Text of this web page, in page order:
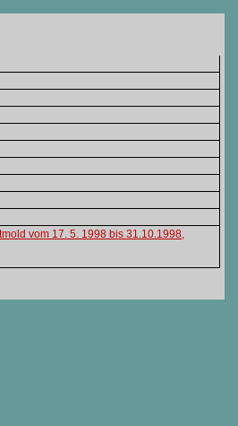
vom 17. 5. 1998 bis 31.10.1998,